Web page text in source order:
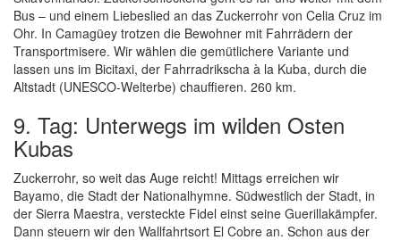
Bus – und einem Liebeslied an das Zuckerrohr von Celia Cruz im
Ohr. In Camagüey trotzen die Bewohner mit Fahrrädern der
Transportmisere. Wir wählen die gemütlichere Variante und
lassen uns im Bicitaxi, der Fahrradrikscha à la Kuba, durch die
Altstadt (UNESCO-Welterbe) chauffieren. 260 km.
9. Tag: Unterwegs im wilden Osten
Kubas
Zuckerrohr, so weit das Auge reicht! Mittags erreichen wir
Bayamo, die Stadt der Nationalhymne. Südwestlich der Stadt, in
der Sierra Maestra, versteckte Fidel einst seine Guerillakämpfer.
Dann steuern wir den Wallfahrtsort El Cobre an. Schon aus der